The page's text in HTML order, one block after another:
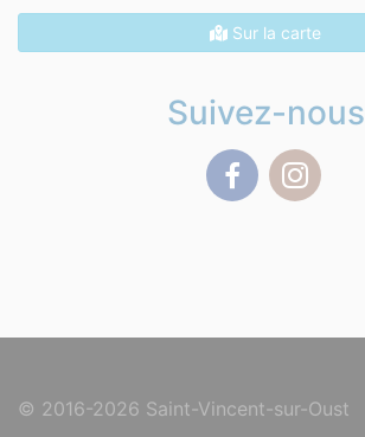
Sur la carte
Suivez-nous
© 2016-2026 Saint-Vincent-sur-Oust